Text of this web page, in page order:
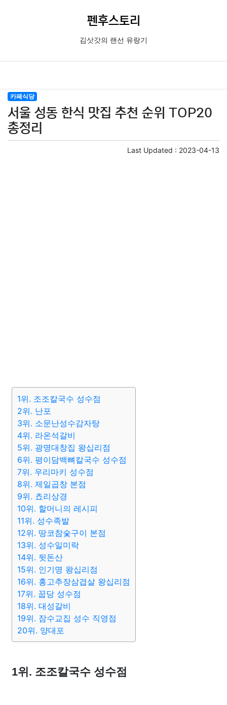
펜후스토리
김삿갓의 랜선 유랑기
카페식당
서울 성동 한식 맛집 추천 순위 TOP20
총정리
Last Updated : 2023-04-13
1위. 조조칼국수 성수점
2위. 난포
3위. 소문난성수감자탕
4위. 라온석갈비
5위. 광명대창집 왕십리점
6위. 평이담백뼈칼국수 성수점
7위. 우리마키 성수점
8위. 제일곱창 본점
9위. 쵸리상경
10위. 할머니의 레시피
11위. 성수족발
12위. 땅코참숯구이 본점
13위. 성수일미락
14위. 뒷돈산
15위. 인기명 왕십리점
16위. 홍고추장삼겹살 왕십리점
17위. 꿉당 성수점
18위. 대성갈비
19위. 잠수교집 성수 직영점
20위. 양대포
1위. 조조칼국수 성수점